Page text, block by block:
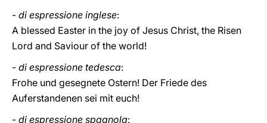
- di espressione inglese:
A blessed Easter in the joy of Jesus Christ, the Risen
Lord and Saviour of the world!
- di espressione tedesca:
Frohe und gesegnete Ostern! Der Friede des
Auferstandenen sei mit euch!
- di espressione spagnola: